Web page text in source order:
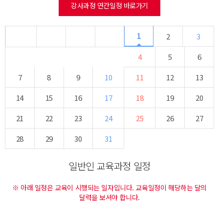
강사과정 연간일정 바로가기
1 2
3
4
5
6
7
8 9 10 11 12
13
14
15 16 17 18 19
20
21
22 23 24 25 26
27
28
29 30 31
일반인 교육과정 일정
※ 아래 일정은 교육이 시행되는 일자입니다. 교육일정이 해당하는 달의
달력을 보셔야 합니다.